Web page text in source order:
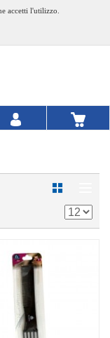
accetti l'utilizzo.